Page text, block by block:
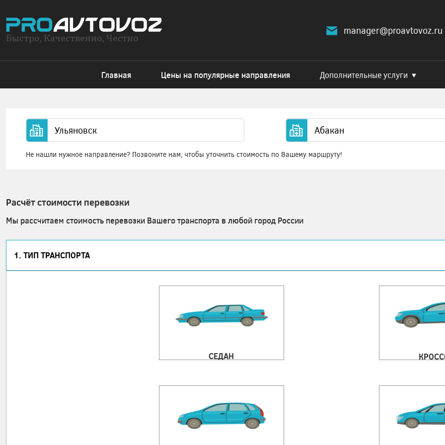
Быстро, Качественно, Честно
manager@proavtovoz.ru
Главная Цены на популярные направления Дополнительные услуги
Не нашли нужное направление? Позвоните нам, чтобы уточнить стоимость по Вашему маршруту!
Расчёт стоимости перевозки
Мы рассчитаем стоимость перевозки Вашего транспорта в любой город России
1. ТИП ТРАНСПОРТА
СЕДАН